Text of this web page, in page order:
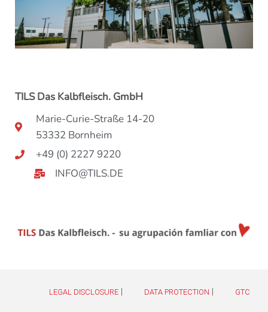
TILS Das Kalbfleisch. GmbH
Marie-Curie-Straße 14-20
53332 Bornheim
+49 (0) 2227 9220
INFO@TILS.DE
LEGAL DISCLOSURE DATA PROTECTION GTC